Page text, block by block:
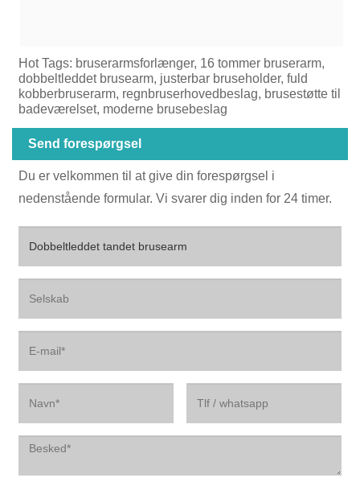
Hot Tags: bruserarmsforlænger, 16 tommer bruserarm,
dobbeltleddet brusearm, justerbar bruseholder, fuld
kobberbruserarm, regnbruserhovedbeslag, brusestøtte til
badeværelset, moderne brusebeslag
Send forespørgsel
Du er velkommen til at give din forespørgsel i
nedenstående formular. Vi svarer dig inden for 24 timer.